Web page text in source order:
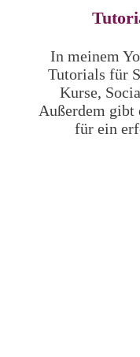
In meinem
Tutorials für
Kurse,
Außerdem gibt
für ein